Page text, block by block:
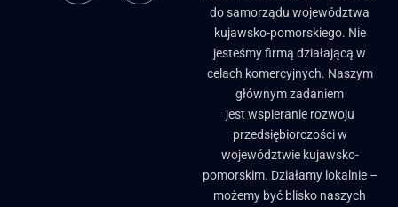
do samorządu województwa
kujawsko-pomorskiego. Nie
jesteśmy firmą działającą w
celach komercyjnych. Naszym
głównym zadaniem
jest wspieranie rozwoju
przedsiębiorczości w
województwie kujawsko-
pomorskim. Działamy lokalnie –
możemy być blisko naszych